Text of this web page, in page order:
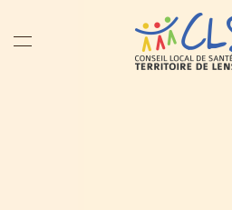
Accéder au contenu